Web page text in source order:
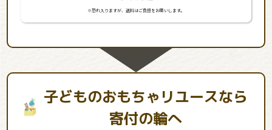
※恐れ入りますが、送料はご負担をお願いします。
子どものおもちゃリユースなら
寄付の輪へ